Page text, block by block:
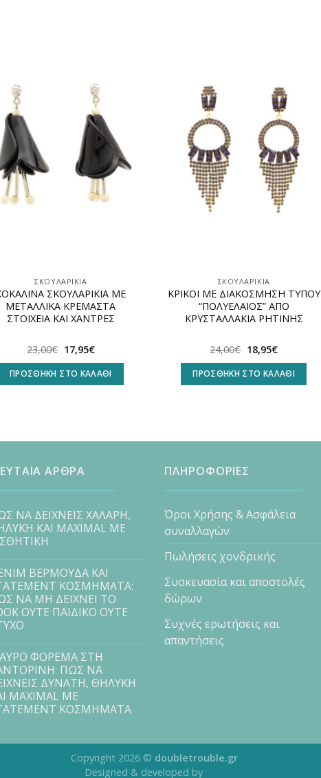
Προσθήκη
ΣΚΟΥΛΑΡΊΚΙΑ
ΣΚΟΥΛΑΡΙΚΙΑ ΜΕ
ΜΕΤΑΛΛΙΚΑ ΚΡΕΜΑΣΤΑ
ΣΤΟΙΧΕΙΑ ΚΑΙ ΧΑΝΤΡΕΣ
23,00€ Original
price
was:
23,00€.
17,95€Η
τιμή
είναι:
17,95€.
ΠΡΟΣΘΉΚΗ ΣΤΟ ΚΑΛΆΘΙ
Προσθήκη
wishlist
ΣΚΟΥΛΑΡΊΚΙΑ
ΚΡΙΚΟΙ ΜΕ ΔΙΑΚΟΣΜΗΣΗ ΤΥΠΟΥ
“ΠΟΛΥΕΛΑΙΟΣ” ΑΠΟ
ΚΡΥΣΤΑΛΛΑΚΙΑ ΡΗΤΙΝΗΣ
24,00€ Original
price
was:
24,00€.
18,95€Η
τιμή
είναι:
18,95€.
ΠΡΟΣΘΉΚΗ ΣΤΟ ΚΑΛΆΘΙ
ΑΡΘΡΑ
ΝΑ ΔΕΙΧΝΕΙΣ ΧΑΛΑΡΗ,
ΚΑΙ MAXIMAL ΜΕ
ΒΕΡΜΟΥΔΑ ΚΑΙ
ΚΟΣΜΗΜΑΤΑ:
ΝΑ ΜΗ ΔΕΙΧΝΕΙ ΤΟ
ΟΥΤΕ ΠΑΙΔΙΚΟ ΟΥΤΕ
ΦΟΡΕΜΑ ΣΤΗ
ΠΩΣ ΝΑ
ΔΥΝΑΤΗ, ΘΗΛΥΚΗ
MAXIMAL ΜΕ
ΚΟΣΜΗΜΑΤΑ
ΠΛΗΡΟΦΟΡΙΕΣ
Όροι Χρήσης & Ασφάλεια
συναλλαγών
Πωλήσεις χονδρικής
Συσκευασία και αποστολές
δώρων
Συχνές ερωτήσεις και
απαντήσεις
Copyright 2026 © doubletrouble.gr
Designed & developed by